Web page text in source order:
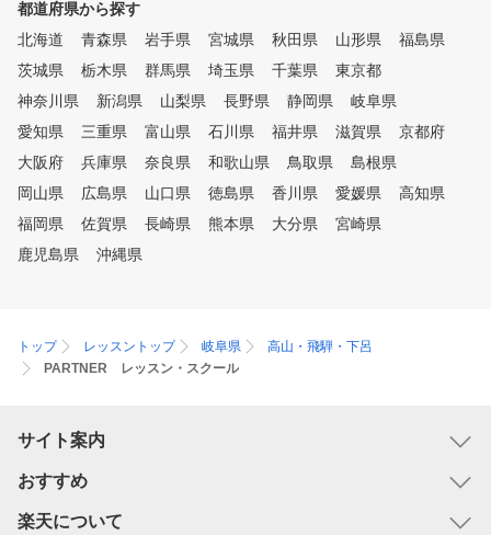
都道府県から探す
北海道
青森県 岩手県 宮城県 秋田県 山形県
福島県
茨城県
栃木県 群馬県 埼玉県 千葉県
東京都
神奈川県
新潟県 山梨県 長野県 静岡県
岐阜県
愛知県
三重県 富山県 石川県 福井県 滋賀県
京都府
大阪府
兵庫県 奈良県 和歌山県 鳥取県
島根県
岡山県
広島県 山口県 徳島県 香川県 愛媛県
高知県
福岡県
佐賀県 長崎県 熊本県 大分県
宮崎県
鹿児島県
沖縄県
トップ レッスントップ 岐阜県
高山・飛騨・下呂
PARTNER レッスン・スクール
サイト案内
おすすめ
楽天について